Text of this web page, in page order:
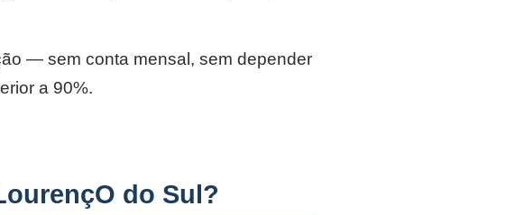
— sem conta mensal, sem depender
a 90%.
do Sul?